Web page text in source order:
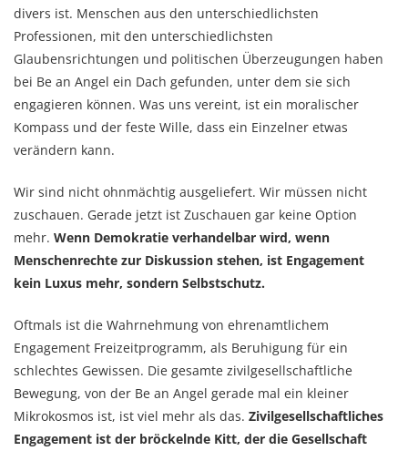
divers ist. Menschen aus den unterschiedlichsten
Professionen, mit den unterschiedlichsten
Glaubensrichtungen und politischen Überzeugungen haben
bei Be an Angel ein Dach gefunden, unter dem sie sich
engagieren können. Was uns vereint, ist ein moralischer
Kompass und der feste Wille, dass ein Einzelner etwas
verändern kann.
Wir sind nicht ohnmächtig ausgeliefert. Wir müssen nicht
zuschauen. Gerade jetzt ist Zuschauen gar keine Option
mehr. Wenn Demokratie verhandelbar wird, wenn
Menschenrechte zur Diskussion stehen, ist Engagement
kein Luxus mehr, sondern Selbstschutz.
Oftmals ist die Wahrnehmung von ehrenamtlichem
Engagement Freizeitprogramm, als Beruhigung für ein
schlechtes Gewissen. Die gesamte zivilgesellschaftliche
Bewegung, von der Be an Angel gerade mal ein kleiner
Mikrokosmos ist, ist viel mehr als das. Zivilgesellschaftliches
Engagement ist der bröckelnde Kitt, der die Gesellschaft